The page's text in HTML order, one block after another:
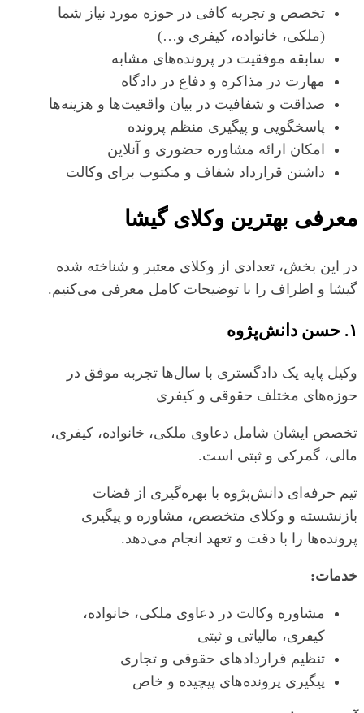
تخصص و تجربه کافی در حوزه مورد نیاز شما
(ملکی، خانواده، کیفری و…)
سابقه موفقیت در پرونده‌های مشابه
مهارت در مذاکره و دفاع در دادگاه
صداقت و شفافیت در بیان واقعیت‌ها و هزینه‌ها
پاسخگویی و پیگیری منظم پرونده
امکان ارائه مشاوره حضوری و آنلاین
داشتن قرارداد شفاف و مکتوب برای وکالت
معرفی بهترین وکلای گیشا
در این بخش، تعدادی از وکلای معتبر و شناخته‌ شده
گیشا و اطراف را با توضیحات کامل معرفی می‌کنیم.
۱. حسن دانش‌پژوه
وکیل پایه یک دادگستری با سال‌ها تجربه موفق در
حوزه‌های مختلف حقوقی و کیفری
تخصص ایشان شامل دعاوی ملکی، خانواده، کیفری،
مالی، گمرکی و ثبتی است.
تیم حرفه‌ای دانش‌پژوه با بهره‌گیری از قضات
بازنشسته و وکلای متخصص، مشاوره و پیگیری
پرونده‌ها را با دقت و تعهد انجام می‌دهد.
خدمات:
مشاوره وکالت در دعاوی ملکی، خانواده،
کیفری، مالیاتی و ثبتی
تنظیم قراردادهای حقوقی و تجاری
پیگیری پرونده‌های پیچیده و خاص